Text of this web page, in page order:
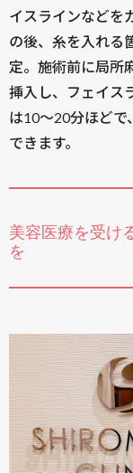
イスラインなどを
の後、糸を入れる
定。施術前に局所
挿入し、フェイス
は10〜20分ほど
できます。
美容医療を受け
を